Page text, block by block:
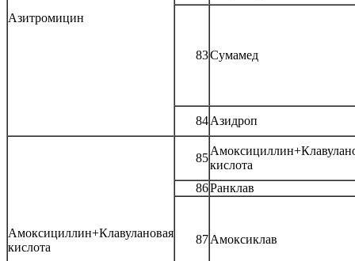
Азитромицин
83Сумамед
84Азидроп
Амоксициллин+Клавулановая
кислота
85
кислота
86Ранклав
87Амоксиклав